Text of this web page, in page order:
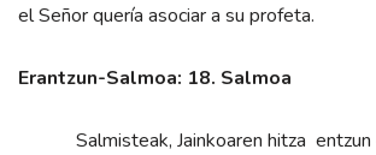
el Señor quería asociar a su profeta.
Erantzun-Salmoa: 18. Salmoa
Salmisteak, Jainkoaren hitza